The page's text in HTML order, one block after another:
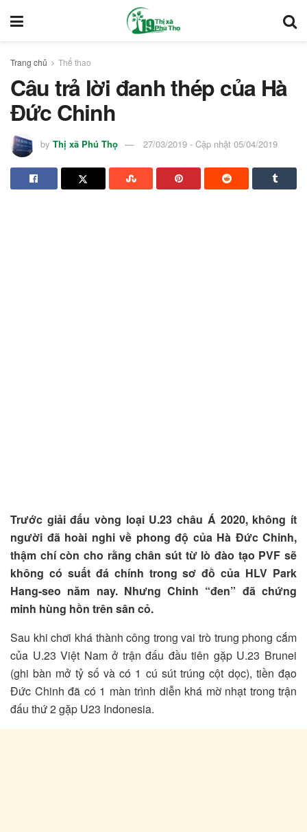
Trang chủ Thể thao
Câu trả lời đanh thép của Hà
Đức Chinh
by Thị xã Phú Thọ 27/03/2019 - Cập nhật 05/04/2019
Trước giải đấu vòng loại U.23 châu Á 2020, không ít
người đã hoài nghi về phong độ của Hà Đức Chinh,
thậm chí còn cho rằng chân sút từ lò đào tạo PVF sẽ
không có suất đá chính trong sơ đồ của HLV Park
Hang-seo năm nay. Nhưng Chinh “đen” đã chứng
minh hùng hồn trên sân cỏ.
Sau khi chơi khá thành công trong vai trò trung phong cắm
của U.23 Việt Nam ở trận đấu đầu tiên gặp U.23 Brunei
(ghi bàn mở tỷ số và có 1 cú sút trúng cột dọc), tiền đạo
Đức Chinh đã có 1 màn trình diễn khá mờ nhạt trong trận
đấu thứ 2 gặp U23 Indonesia.